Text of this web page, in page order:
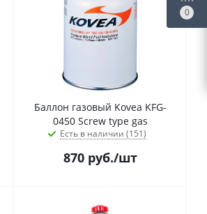
Баллон газовый Kovea KFG-
0450 Screw type gas
Есть в наличии (151)
870руб./шт
0